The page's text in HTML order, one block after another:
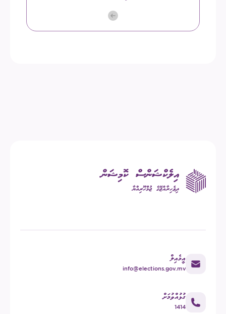
އީމެއިލް
info@elections.gov.mv
ގުޅުއްވުމަށް
1414